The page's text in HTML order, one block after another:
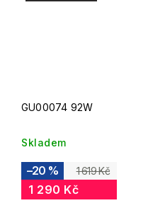
GU00074 92W
Skladem
1 619 Kč
–20 %
1 290 Kč